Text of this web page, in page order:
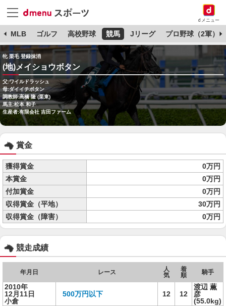
dメニュー
MLB ゴルフ 高校野球 競馬 Jリーグ プロ野球（2軍）
牝 栗毛 登録抹消
(地)メイショウボタン
父:ワイルドラッシュ
母:ダイイチボタン
調教師:高橋 隆 (栗東)
馬主:松本 和子
生産者:有限会社 吉田ファーム
賞金
獲得賞金
0万円
本賞金
0万円
付加賞金
0万円
収得賞金（平地）
30万円
収得賞金（障害）
0万円
競走成績
年月日 レース
人
気
着
順
騎手
2010年
12月11日
小倉
500万円以下 12 12
渡辺 薫
彦
(55.0kg)